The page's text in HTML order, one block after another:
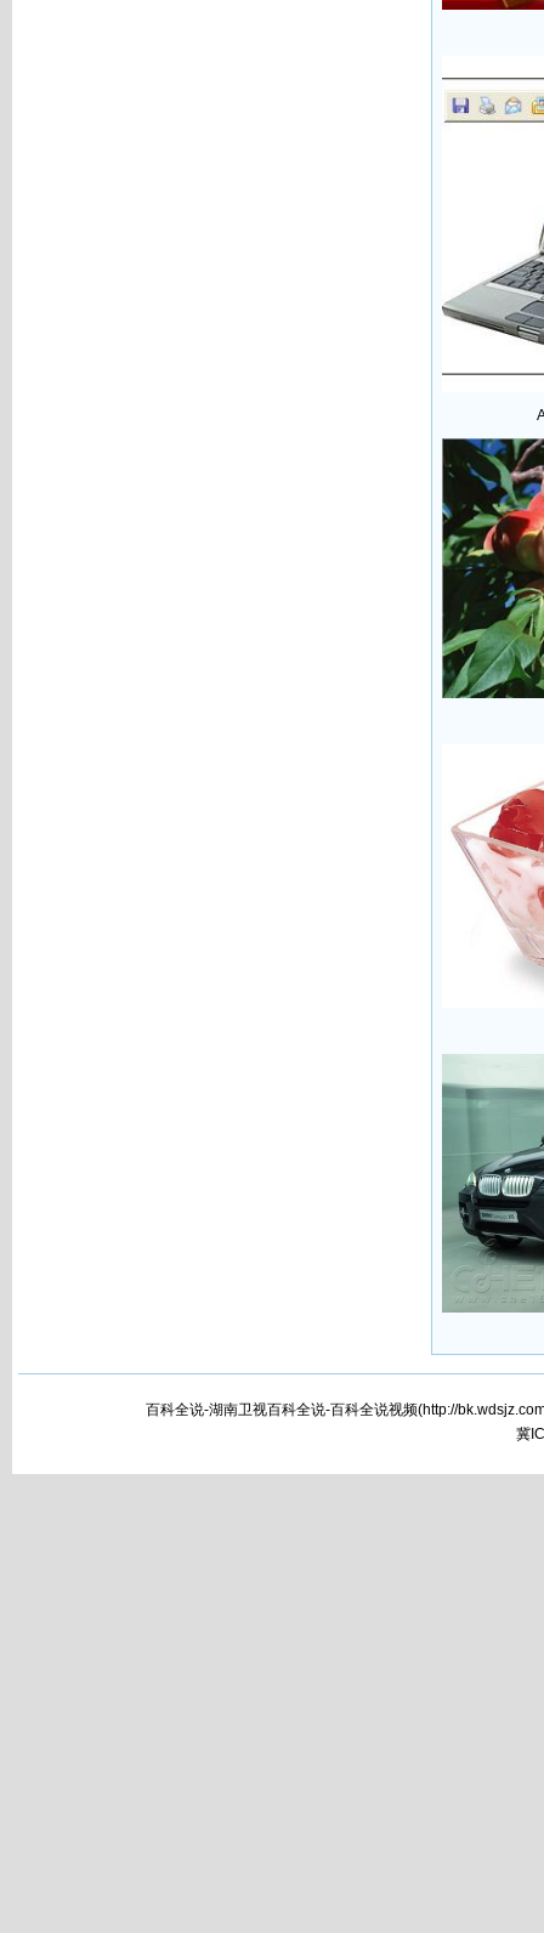
百科全说-湖南卫视百科全说-百科全说视频(http://
冀